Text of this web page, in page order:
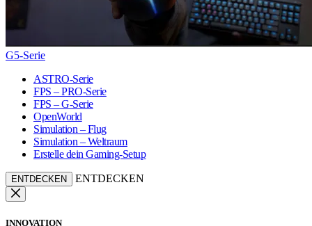
G5-Serie
ASTRO-Serie
FPS – PRO-Serie
FPS – G-Serie
OpenWorld
Simulation – Flug
Simulation – Weltraum
Erstelle dein Gaming-Setup
ENTDECKEN ENTDECKEN
INNOVATION